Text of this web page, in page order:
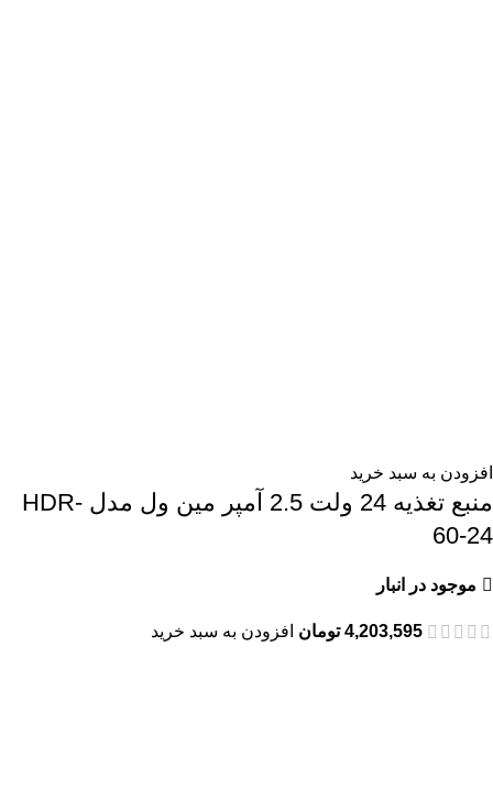
افزودن به سبد خرید
منبع تغذیه 24 ولت 2.5 آمپر مین ول مدل HDR-
60-24
موجود در انبار
4,203,595 تومان افزودن به سبد خرید